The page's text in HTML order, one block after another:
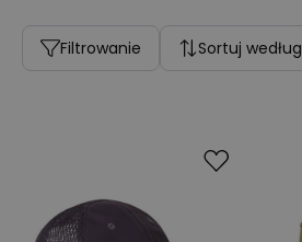
Filtrowanie Sortuj według